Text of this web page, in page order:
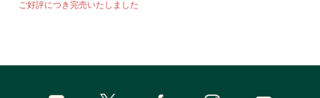
ご好評につき完売いたしました